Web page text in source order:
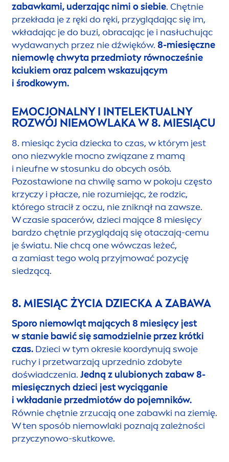
zabawkami, uderzając nimi o siebie. Chętnie
przekłada je z ręki do ręki, przyglądając się im,
wkładając je do buzi, obracając je i nasłuchując
wydawanych przez nie dźwięków. 8-miesięczne
niemowlę chwyta przedmioty równocześnie
kciukiem oraz palcem wskazującym
i środkowym.
EMOCJONALNY I INTELEKTUALNY
ROZWÓJ NIEMOWLAKA W 8. MIESIĄCU
8. miesiąc życia dziecka to czas, w którym jest
ono niezwykle mocno związane z mamą
i nieufne w stosunku do obcych osób.
Pozostawione na chwilę samo w pokoju często
krzyczy i płacze, nie rozumiejąc, że rodzic,
którego stracił z oczu, nie zniknął na zawsze.
W czasie spacerów, dzieci mające 8 miesięcy
bardzo chętnie przyglądają się otaczają-cemu
je światu. Nie chcą one wówczas leżeć,
a zamiast tego wolą przyjmować pozycję
siedzącą.
8. MIESIĄC ŻYCIA DZIECKA A ZABAWA
Sporo niemowląt mających 8 miesięcy jest
w stanie bawić się samodzielnie przez krótki
czas. Dzieci w tym okresie koordynują swoje
ruchy i przetwarzają uprzednio zdobyte
doświadczenia. Jedną z ulubionych zabaw 8-
miesięcznych dzieci jest wyciąganie
i wkładanie przedmiotów do pojemników.
Równie chętnie zrzucają one zabawki na ziemię.
W ten sposób niemowlaki poznają zależności
przyczynowo-skutkowe.